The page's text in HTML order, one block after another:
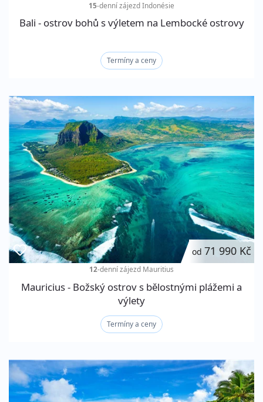
15-denní zájezdIndonésie
Bali - ostrov bohů s výletem na Lembocké ostrovy
Termíny a ceny
od 71 990 Kč
12-denní zájezd Mauritius
Mauricius - Božský ostrov s bělostnými plážemi a
výlety
Termíny a ceny